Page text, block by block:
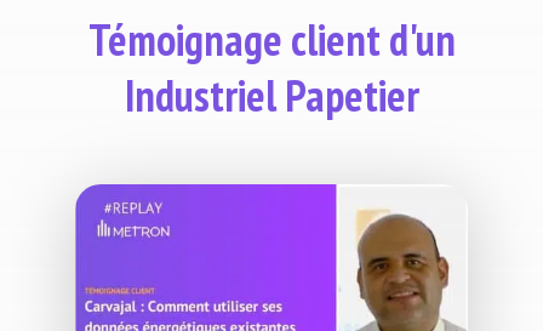
Témoignage client d'un
Industriel Papetier